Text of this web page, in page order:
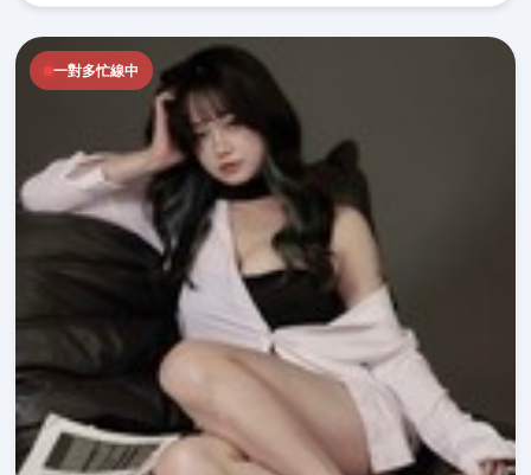
一對多忙線中